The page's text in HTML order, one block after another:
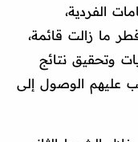
الفردية،
ما زالت قائمة،
وتحقيق نتائج
عليهم الوصول إلى